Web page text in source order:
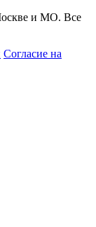
и МО. Все
Согласие на